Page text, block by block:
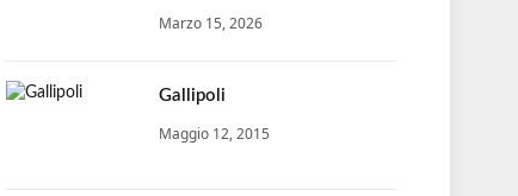
Marzo 15, 2026
Gallipoli
Maggio 12, 2015